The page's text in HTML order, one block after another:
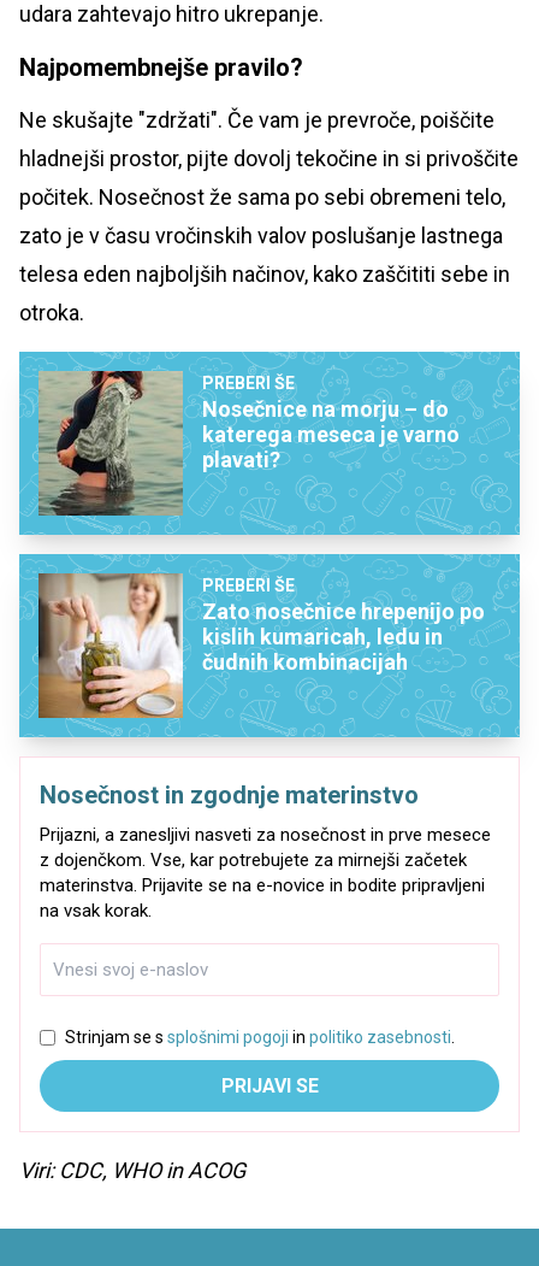
udara zahtevajo hitro ukrepanje.
Najpomembnejše pravilo?
Ne skušajte "zdržati". Če vam je prevroče, poiščite
hladnejši prostor, pijte dovolj tekočine in si privoščite
počitek. Nosečnost že sama po sebi obremeni telo,
zato je v času vročinskih valov poslušanje lastnega
telesa eden najboljših načinov, kako zaščititi sebe in
otroka.
PREBERI ŠE
Nosečnice na morju – do
katerega meseca je varno
plavati?
PREBERI ŠE
Zato nosečnice hrepenijo po
kislih kumaricah, ledu in
čudnih kombinacijah
Nosečnost in zgodnje materinstvo
Prijazni, a zanesljivi nasveti za nosečnost in prve mesece
z dojenčkom. Vse, kar potrebujete za mirnejši začetek
materinstva. Prijavite se na e-novice in bodite pripravljeni
na vsak korak.
Strinjam se s splošnimi pogoji in politiko zasebnosti.
PRIJAVI SE
Viri: CDC, WHO in ACOG